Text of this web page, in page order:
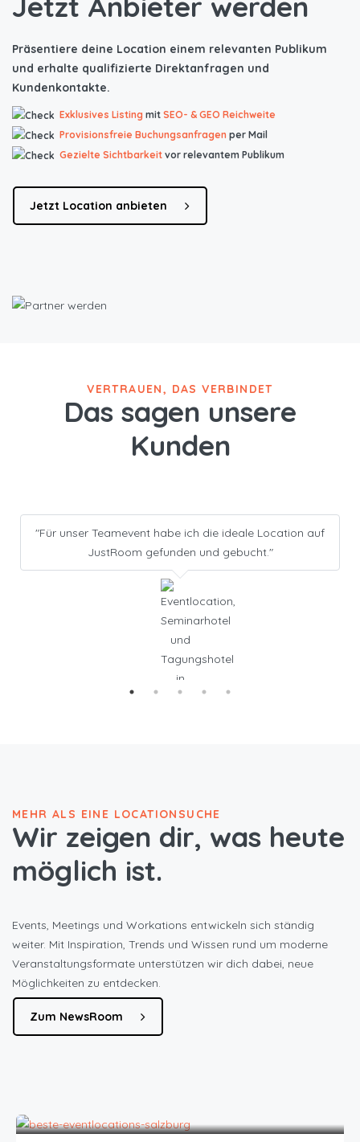
Präsentiere deine Location einem relevanten Publikum
und erhalte qualifizierte Direktanfragen und
Kundenkontakte.
Exklusives Listing mit SEO- & GEO Reichweite
Provisionsfreie Buchungsanfragen per Mail
Gezielte Sichtbarkeit vor relevantem Publikum
Jetzt Location anbieten
VERTRAUEN, DAS VERBINDET
Das sagen unsere
Kunden
"Für unser Teamevent habe ich die ideale Location auf
JustRoom gefunden und gebucht."
HR Manager
MEHR ALS EINE LOCATIONSUCHE
Wir zeigen dir, was heute
möglich ist.
Events, Meetings und Workations entwickeln sich ständig
weiter. Mit Inspiration, Trends und Wissen rund um moderne
Veranstaltungsformate unterstützen wir dich dabei, neue
Möglichkeiten zu entdecken.
Zum NewsRoom